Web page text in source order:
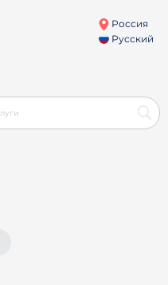
Россия
Русский